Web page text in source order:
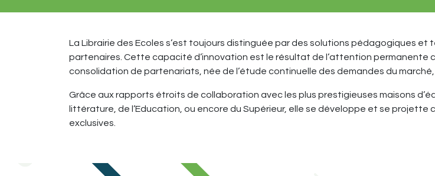
La Librairie des Ecoles s’est toujours distinguée par des solutions pédagogiques
partenaires. Cette capacité d’innovation est le résultat de l’attention permanente
consolidation de partenariats, née de l’étude continuelle des demandes du
Grâce aux rapports étroits de collaboration avec les plus prestigieuses maisons
littérature, de l’Education, ou encore du Supérieur, elle se développe et se
exclusives.